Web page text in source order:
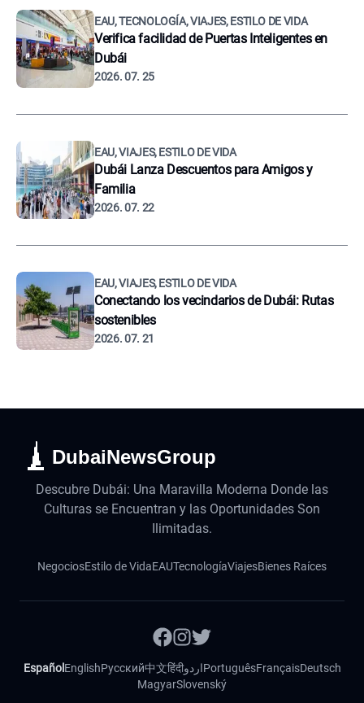
EAU, TECNOLOGÍA, VIAJES, ESTILO DE VIDA
Verifica facilidad de Puertas Inteligentes en
Dubái
2026. 07. 25
EAU, VIAJES, ESTILO DE VIDA
Dubái Lanza Descuentos para Amigos y
Familia
2026. 07. 22
EAU, VIAJES, ESTILO DE VIDA
Conectando los vecindarios de Dubái: Rutas
sostenibles
2026. 07. 21
DubaiNewsGroup
Descubre Dubái: Una Maravilla Moderna Donde las
Culturas se Encuentran y las Oportunidades Son
Ilimitadas.
NegociosEstilo de VidaEAUTecnologíaViajesBienes Raíces
Español EnglishРусский中文हिंदीاردوPortuguêsFrançaisDeutsch
MagyarSlovenský